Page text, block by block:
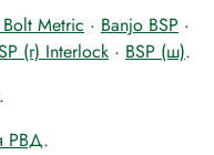
Metric · Banjo BSP ·
(г) Interlock · BSP (ш).
.
РВД.